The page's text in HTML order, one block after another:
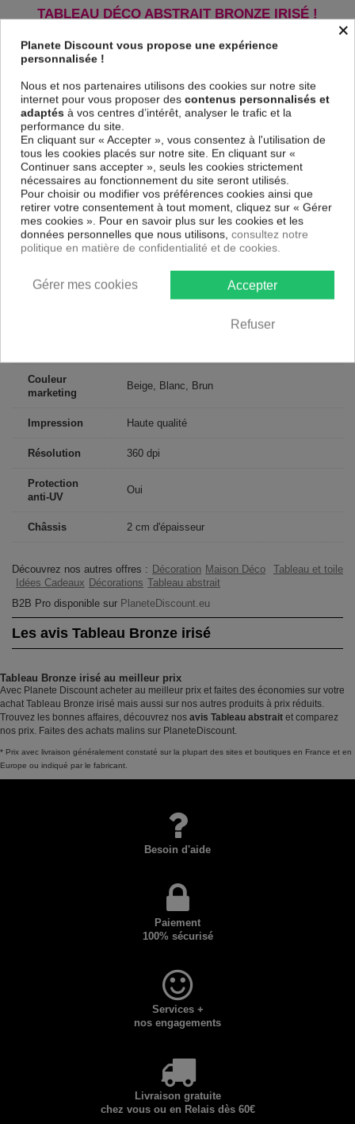
TABLEAU DÉCO ABSTRAIT BRONZE IRISÉ !
est imprimé sur un papier intissé spécial et de
haute qualité qui reflète parfaitement les couleurs avec des détails
parfaitement reproduits. Grâce à une impression sur tous les cotés et
l'environnement, vous pourrez suspendre le tableau immédiatement
sans avoir à l'encadrer.
Le Tableau Abstrait Bronze irisé
et 100 % sûr, parfait même pour la chambre à coucher et la chambre
des enfants.
Notre large choix de tableaux tendances et modernes constituent un
moyen simple et pas cher de donner une nouvelle touche à vos
intérieurs, il y en a pour tous les goût.
Descriptif technique
Matériaux
Couleur
marketing
Beige, Blanc, Brun
Impression Haute qualité
Résolution 360 dpi
Protection
anti-UV
Oui
Châssis 2 cm d'épaisseur
Découvrez nos autres offres : Décoration Maison Déco
Tableau et toile
Idées Cadeaux Décorations Tableau abstrait
B2B Pro disponible sur PlaneteDiscount.eu
Les avis Tableau Bronze irisé
Tableau Bronze irisé au meilleur prix
Avec Planete Discount acheter au meilleur prix et faites des économies sur votre
achat Tableau Bronze irisé mais aussi sur nos autres produits à prix réduits.
Trouvez les bonnes affaires, découvrez nos avis Tableau abstrait et comparez
nos prix. Faites des achats malins sur PlaneteDiscount.
* Prix avec livraison généralement constaté sur la plupart des sites et boutiques en France et en
Europe ou indiqué par le fabricant.
Besoin d'aide
Paiement
100% sécurisé
Services +
nos engagements
Livraison gratuite
chez vous ou en Relais dès 60€
×
Planete Discount vous propose une expérience
personnalisée !
Nous et nos partenaires utilisons des cookies sur notre site
internet pour vous proposer des contenus personnalisés et
adaptés à vos centres d’intérêt, analyser le trafic et la
performance du site.
En cliquant sur « Accepter », vous consentez à l'utilisation de
tous les cookies placés sur notre site. En cliquant sur «
Continuer sans accepter », seuls les cookies strictement
nécessaires au fonctionnement du site seront utilisés.
Pour choisir ou modifier vos préférences cookies ainsi que
retirer votre consentement à tout moment, cliquez sur « Gérer
mes cookies ». Pour en savoir plus sur les cookies et les
données personnelles que nous utilisons, consultez notre
politique en matière de confidentialité et de cookies.
Accepter
Refuser
Gérer mes cookies